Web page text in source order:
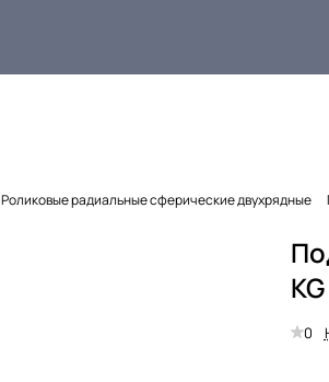
Роликовые радиальные сферические двухрядные
KG
0